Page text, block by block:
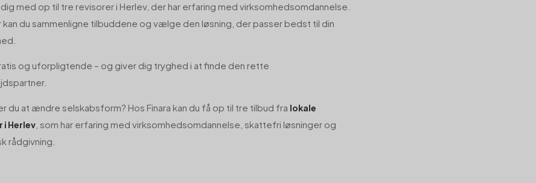
med op til tre revisorer i Herlev, der har erfaring med virksomhedsomdannelse.
du sammenligne tilbuddene og vælge den løsning, der passer bedst til din
og uforpligtende – og giver dig tryghed i at finde den rette
du at ændre selskabsform? Hos Finara kan du få op til tre tilbud fra lokale
i Herlev , som har erfaring med virksomhedsomdannelse, skattefri løsninger og
rådgivning.